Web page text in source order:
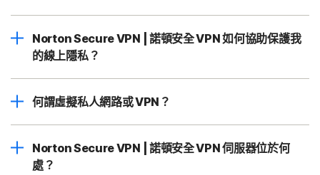
Norton Secure VPN | 諾頓安全 VPN 如何協助保護我
的線上隱私？
何謂虛擬私人網路或 VPN？
Norton Secure VPN | 諾頓安全 VPN 伺服器位於何
處？